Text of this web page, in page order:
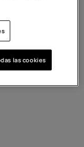
las cookies